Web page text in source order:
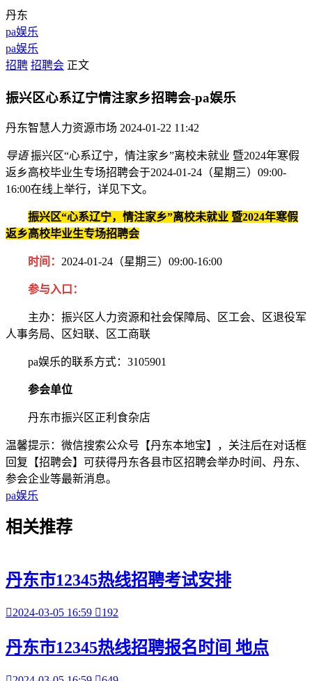
丹东
pa娱乐
pa娱乐
招聘 招聘会 正文
振兴区心系辽宁情注家乡招聘会-pa娱乐
丹东智慧人力资源市场 2024-01-22 11:42
导语振兴区“心系辽宁，情注家乡”离校未就业 暨2024年寒假
返乡高校毕业生专场招聘会于2024-01-24（星期三）09:00-
16:00在线上举行，详见下文。
振兴区“心系辽宁，情注家乡”离校未就业 暨2024年寒假
返乡高校毕业生专场招聘会
时间： 2024-01-24（星期三）09:00-16:00
参与入口：
主办：振兴区人力资源和社会保障局、区工会、区退役军
人事务局、区妇联、区工商联
pa娱乐的联系方式：3105901
参会单位
丹东市振兴区正利食杂店
温馨提示：微信搜索公众号【丹东本地宝】，关注后在对话框
回复【招聘会】可获得丹东各县市区招聘会举办时间、丹东、
参会企业等最新消息。
pa娱乐
相关推荐
丹东市12345热线招聘考试安排
2024-03-05 16:59 192
丹东市12345热线招聘报名时间 地点